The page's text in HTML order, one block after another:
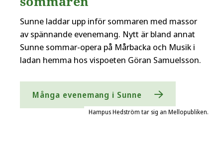
Sunne laddar upp inför sommaren med massor
av spännande evenemang. Nytt är bland annat
Sunne sommar-opera på Mårbacka och Musik i
ladan hemma hos vispoeten Göran Samuelsson.
Många evenemang i Sunne
Hampus Hedström tar sig an Mellopubliken.